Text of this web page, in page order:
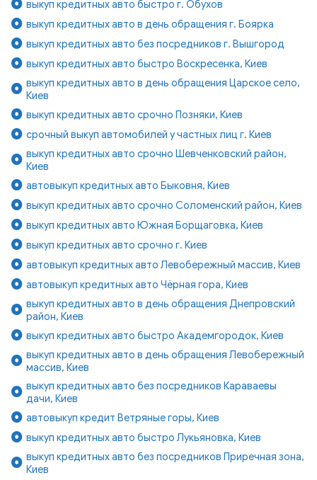
выкуп кредитных авто быстро г. Обухов
выкуп кредитных авто в день обращения г. Боярка
выкуп кредитных авто без посредников г. Вышгород
выкуп кредитных авто быстро Воскресенка, Киев
выкуп кредитных авто в день обращения Царское село,
Киев
выкуп кредитных авто срочно Позняки, Киев
срочный выкуп автомобилей у частных лиц г. Киев
выкуп кредитных авто срочно Шевченковский район,
Киев
автовыкуп кредитных авто Быковня, Киев
выкуп кредитных авто срочно Соломенский район, Киев
выкуп кредитных авто Южная Борщаговка, Киев
выкуп кредитных авто срочно г. Киев
автовыкуп кредитных авто Левобережный массив, Киев
автовыкуп кредитных авто Чёрная гора, Киев
выкуп кредитных авто в день обращения Днепровский
район, Киев
выкуп кредитных авто быстро Академгородок, Киев
выкуп кредитных авто в день обращения Левобережный
массив, Киев
выкуп кредитных авто без посредников Караваевы
дачи, Киев
автовыкуп кредит Ветряные горы, Киев
выкуп кредитных авто быстро Лукьяновка, Киев
выкуп кредитных авто без посредников Приречная зона,
Киев